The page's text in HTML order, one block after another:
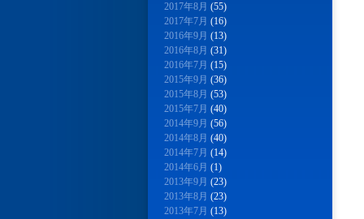
2017年8月 (55)
2017年7月 (16)
2016年9月 (13)
2016年8月 (31)
2016年7月 (15)
2015年9月 (36)
2015年8月 (53)
2015年7月 (40)
2014年9月 (56)
2014年8月 (40)
2014年7月 (14)
2014年6月 (1)
2013年9月 (23)
2013年8月 (23)
2013年7月 (13)